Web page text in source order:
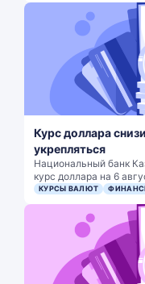
Курс доллара
укрепляться
Национальный банк
курс доллара на 6
КУРСЫ ВАЛЮТ